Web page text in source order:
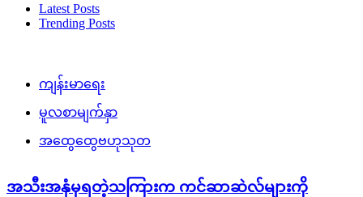
Latest Posts
Trending Posts
ကျန်းမာရေး
မူလစာမျက်နှာ
အထွေထွေဗဟုသုတ
အသီးအနှံမှရတဲ့သကြားက ကင်ဆာဆဲလ်များကို